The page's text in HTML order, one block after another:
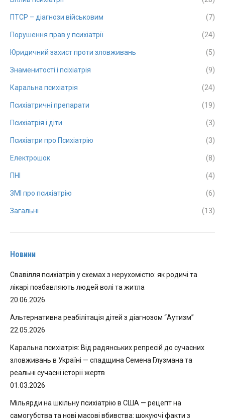
ПТСР – діагнози військовим (7)
Порушення прав у психіатрії (24)
Юридичний захист проти зловживань (5)
Знаменитості і псіхіатрія (9)
Каральна психіатрія (24)
Психіатричні препарати (19)
Психіатрія і діти (3)
Психіатри про Психіатрію (3)
Електрошок (8)
ПНІ (4)
ЗМІ про психіатрію (6)
Загальні (13)
Новини
Свавілля психіатрів у схемах з нерухомістю: як родичі та
лікарі позбавляють людей волі та житла
20.06.2026
Альтернативна реабілітація дітей з діагнозом “Аутизм”
22.05.2026
Каральна психіатрія: Від радянських репресій до сучасних
зловживань в Україні — спадщина Семена Глузмана та
реальні сучасні історії жертв
01.03.2026
Мільярди на шкільну психіатрію в США — рецепт на
самогубства та нові масові вбивства: шокуючі факти з